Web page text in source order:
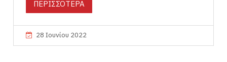
ΠΕΡΙΣΣΟΤΕΡΑ
28 Ιουνίου 2022